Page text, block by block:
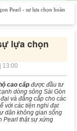
Pearl - sự lựa chọn hoàn
lựa chọn
13:00
cao cấp được đầu tư
dòng sông Sài Gòn
và đẳng cấp cho các
với các tiện nghi đạt
dân không gian sống
Pearl thật sự xứng